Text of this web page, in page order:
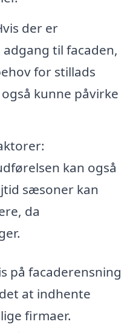
der er
til facaden,
for stillads
kunne påvirke
kan også
sæsoner kan
da
på facaderensning
at indhente
firmaer.